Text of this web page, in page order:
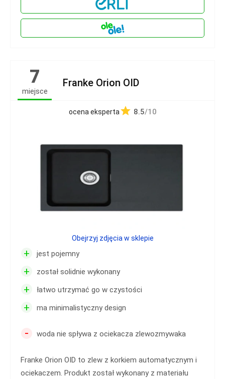
7
miejsce
Franke Orion OID
ocena eksperta 8.5/10
+ jest pojemny
+ został solidnie wykonany
+ łatwo utrzymać go w czystości
+ ma minimalistyczny design
- woda nie spływa z ociekacza zlewozmywaka
Franke Orion OID to zlew z korkiem automatycznym i
ociekaczem. Produkt został wykonany z materiału
Obejrzyj zdjęcia w sklepie